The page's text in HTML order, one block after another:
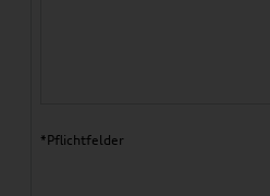
*Pflichtfelder